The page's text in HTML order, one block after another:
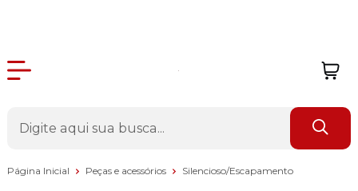
Página Inicial Peças e acessórios Silencioso/Escapamento